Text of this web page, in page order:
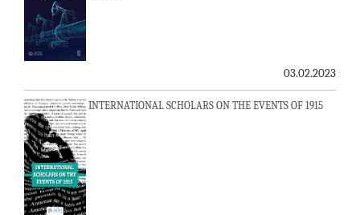
03.02.2023
INTERNATIONAL SCHOLARS ON THE EVENTS OF 1915